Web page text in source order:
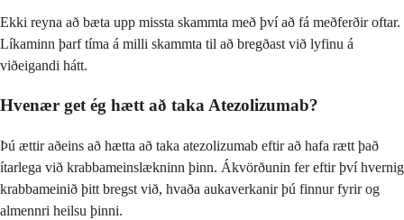
Ekki reyna að bæta upp missta skammta með því að fá meðferðir oftar.
Líkaminn þarf tíma á milli skammta til að bregðast við lyfinu á
viðeigandi hátt.
Hvenær get ég hætt að taka Atezolizumab?
Þú ættir aðeins að hætta að taka atezolizumab eftir að hafa rætt það
ítarlega við krabbameinslækninn þinn. Ákvörðunin fer eftir því hvernig
krabbameinið þitt bregst við, hvaða aukaverkanir þú finnur fyrir og
almennri heilsu þinni.